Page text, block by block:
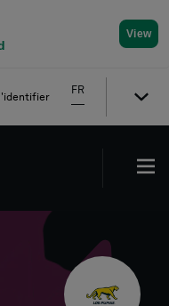
View
FR